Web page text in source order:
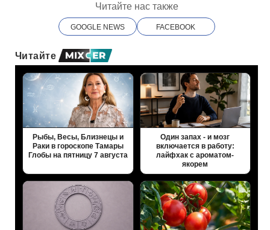
Читайте нас также
GOOGLE NEWS FACEBOOK
Читайте
Рыбы, Весы, Близнецы и
Раки в гороскопе Тамары
Глобы на пятницу 7 августа
Один запах - и мозг
включается в работу:
лайфхак с ароматом-
якорем